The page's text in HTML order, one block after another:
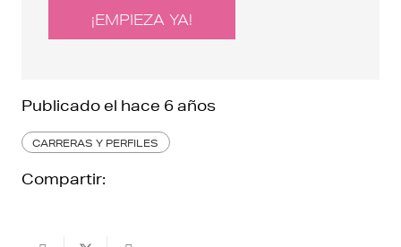
¡EMPIEZA YA!
Publicado el hace 6 años
CARRERAS Y PERFILES
Compartir: